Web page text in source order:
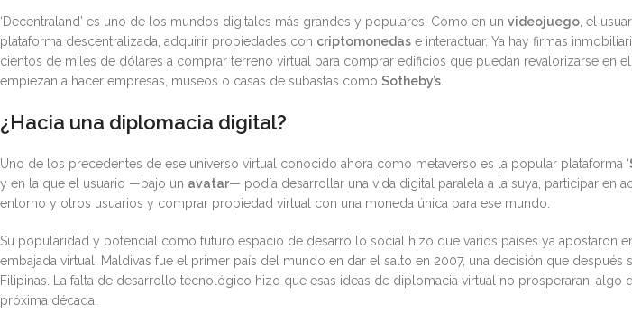
‘Decentraland’ es uno de los mundos digitales más grandes y populares. Como en un videojuego , el
plataforma descentralizada, adquirir propiedades con criptomonedas e interactuar. Ya hay firmas
cientos de miles de dólares a comprar terreno virtual para comprar edificios que puedan revalorizarse en
empiezan a hacer empresas, museos o casas de subastas como Sotheby’s
¿Hacia una diplomacia digital?
Uno de los precedentes de ese universo virtual conocido ahora como metaverso es la popular plataforma ‘
y en la que el usuario —bajo un avatar— podía desarrollar una vida digital paralela a la suya, participar en
entorno y otros usuarios y comprar propiedad virtual con una moneda única para ese mundo.
Su popularidad y potencial como futuro espacio de desarrollo social hizo que varios países ya apostaron
embajada virtual. Maldivas fue el primer país del mundo en dar el salto en 2007, una decisión que después
Filipinas. La falta de desarrollo tecnológico hizo que esas ideas de diplomacia virtual no prosperaran, algo
próxima década.